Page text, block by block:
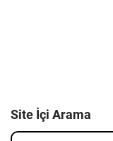
Site İçi Arama